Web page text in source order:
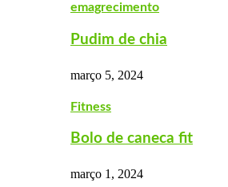
emagrecimento
Pudim de chia
março 5, 2024
Fitness
Bolo de caneca fit
março 1, 2024